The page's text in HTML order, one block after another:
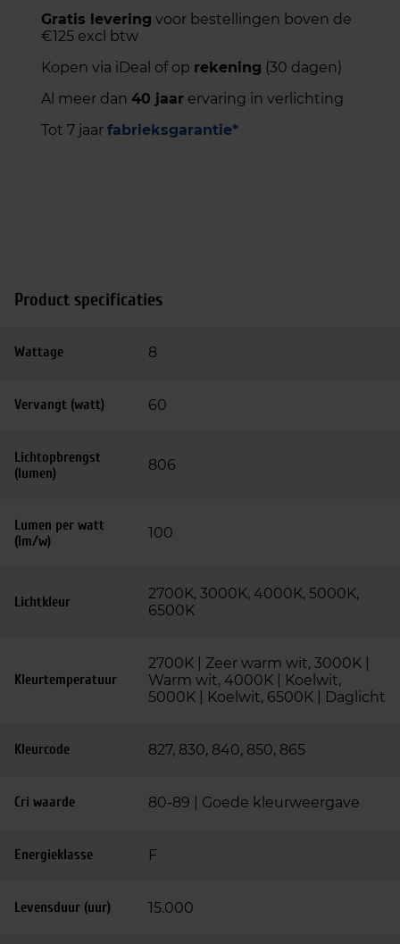
Gratis levering voor bestellingen boven de
€125 excl btw
Kopen via iDeal of op rekening (30 dagen)
Al meer dan 40 jaar ervaring in verlichting
Tot 7 jaar fabrieksgarantie*
Product specificaties
Wattage 8
Vervangt (watt) 60
Lichtopbrengst
(lumen)
806
Lumen per watt
(lm/w)
100
Lichtkleur
2700K, 3000K, 4000K, 5000K,
6500K
Kleurtemperatuur
2700K | Zeer warm wit, 3000K |
Warm wit, 4000K | Koelwit,
5000K | Koelwit, 6500K | Daglicht
Kleurcode 827, 830, 840, 850, 865
Cri waarde 80-89 | Goede kleurweergave
Energieklasse F
Levensduur (uur) 15.000